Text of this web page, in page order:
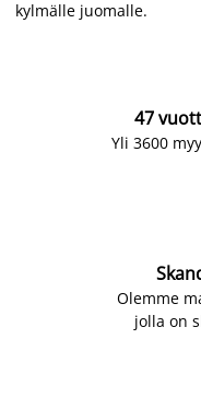
kylmälle juomalle.
47
Yli 3600
Olemme
jolla on